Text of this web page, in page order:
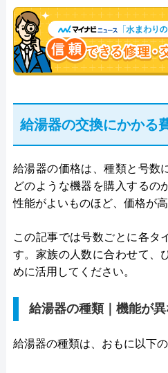
決。多くのお客様に
ャリスト。
給湯器の交換にかかる
給湯器の価格は、種類と号数
どのような機器を購入するの
性能がよいものほど、価格が高
この記事では号数ごとに各タ
す。家族の人数に合わせて、
めに活用してください。
給湯器の種類｜機能が
給湯器の種類は、おもに以下の